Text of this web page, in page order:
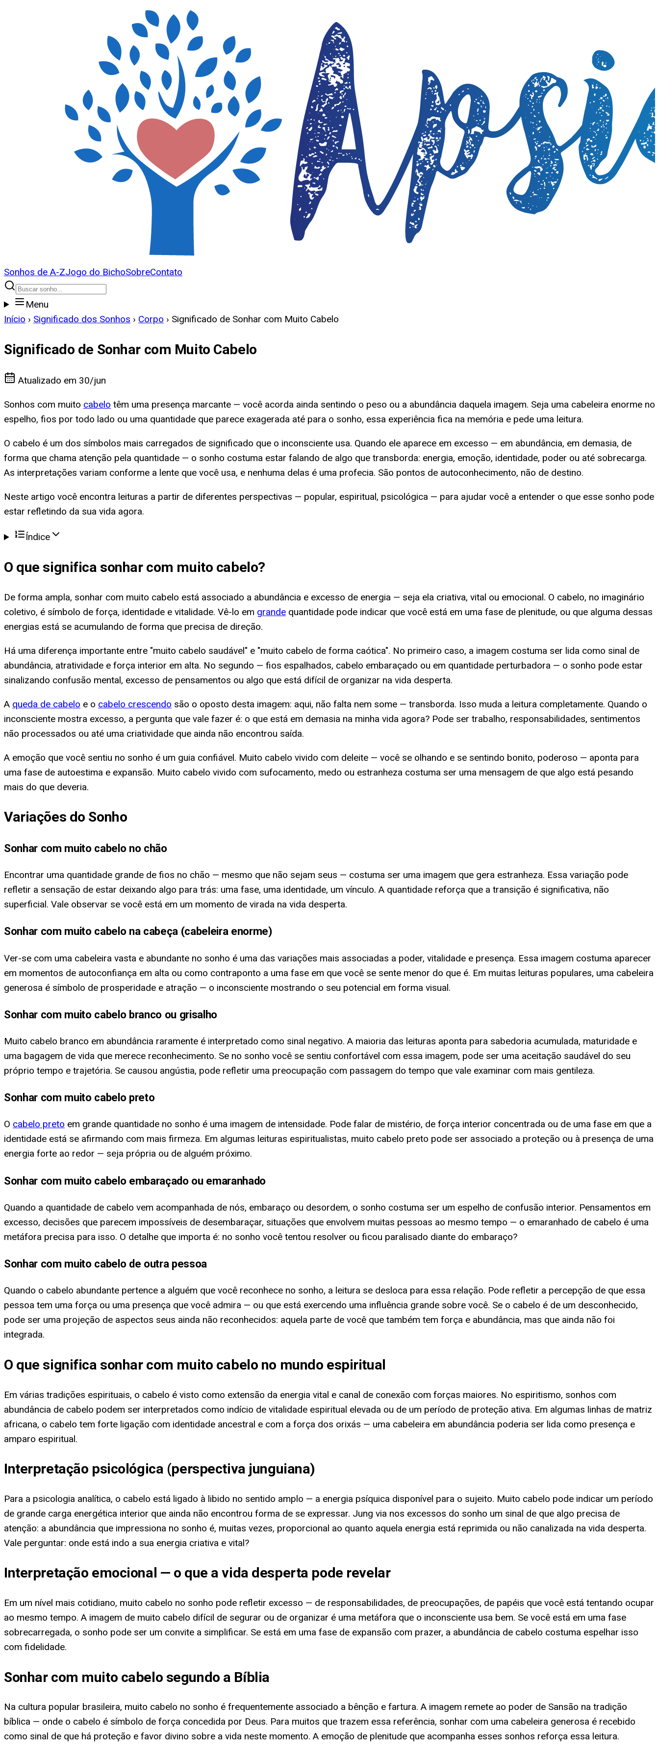
Sonhos de A-ZJogo do BichoSobreContato
Menu
Início › Significado dos Sonhos › Corpo › Significado de Sonhar com Muito Cabelo
Significado de Sonhar com Muito Cabelo
Atualizado em 30/jun
Sonhos com muito cabelo têm uma presença marcante — você acorda ainda sentindo o peso ou a abundância daquela imagem. Seja uma cabeleira enorme no
espelho, fios por todo lado ou uma quantidade que parece exagerada até para o sonho, essa experiência fica na memória e pede uma leitura.
O cabelo é um dos símbolos mais carregados de significado que o inconsciente usa. Quando ele aparece em excesso — em abundância, em demasia, de
forma que chama atenção pela quantidade — o sonho costuma estar falando de algo que transborda: energia, emoção, identidade, poder ou até sobrecarga.
As interpretações variam conforme a lente que você usa, e nenhuma delas é uma profecia. São pontos de autoconhecimento, não de destino.
Neste artigo você encontra leituras a partir de diferentes perspectivas — popular, espiritual, psicológica — para ajudar você a entender o que esse sonho pode
estar refletindo da sua vida agora.
Índice
O que significa sonhar com muito cabelo?
De forma ampla, sonhar com muito cabelo está associado a abundância e excesso de energia — seja ela criativa, vital ou emocional. O cabelo, no imaginário
coletivo, é símbolo de força, identidade e vitalidade. Vê-lo em grande quantidade pode indicar que você está em uma fase de plenitude, ou que alguma dessas
energias está se acumulando de forma que precisa de direção.
Há uma diferença importante entre "muito cabelo saudável" e "muito cabelo de forma caótica". No primeiro caso, a imagem costuma ser lida como sinal de
abundância, atratividade e força interior em alta. No segundo — fios espalhados, cabelo embaraçado ou em quantidade perturbadora — o sonho pode estar
sinalizando confusão mental, excesso de pensamentos ou algo que está difícil de organizar na vida desperta.
A queda de cabelo e o cabelo crescendo são o oposto desta imagem: aqui, não falta nem some — transborda. Isso muda a leitura completamente. Quando o
inconsciente mostra excesso, a pergunta que vale fazer é: o que está em demasia na minha vida agora? Pode ser trabalho, responsabilidades, sentimentos
não processados ou até uma criatividade que ainda não encontrou saída.
A emoção que você sentiu no sonho é um guia confiável. Muito cabelo vivido com deleite — você se olhando e se sentindo bonito, poderoso — aponta para
uma fase de autoestima e expansão. Muito cabelo vivido com sufocamento, medo ou estranheza costuma ser uma mensagem de que algo está pesando
mais do que deveria.
Variações do Sonho
Sonhar com muito cabelo no chão
Encontrar uma quantidade grande de fios no chão — mesmo que não sejam seus — costuma ser uma imagem que gera estranheza. Essa variação pode
refletir a sensação de estar deixando algo para trás: uma fase, uma identidade, um vínculo. A quantidade reforça que a transição é significativa, não
superficial. Vale observar se você está em um momento de virada na vida desperta.
Sonhar com muito cabelo na cabeça (cabeleira enorme)
Ver-se com uma cabeleira vasta e abundante no sonho é uma das variações mais associadas a poder, vitalidade e presença. Essa imagem costuma aparecer
em momentos de autoconfiança em alta ou como contraponto a uma fase em que você se sente menor do que é. Em muitas leituras populares, uma cabeleira
generosa é símbolo de prosperidade e atração — o inconsciente mostrando o seu potencial em forma visual.
Sonhar com muito cabelo branco ou grisalho
Muito cabelo branco em abundância raramente é interpretado como sinal negativo. A maioria das leituras aponta para sabedoria acumulada, maturidade e
uma bagagem de vida que merece reconhecimento. Se no sonho você se sentiu confortável com essa imagem, pode ser uma aceitação saudável do seu
próprio tempo e trajetória. Se causou angústia, pode refletir uma preocupação com passagem do tempo que vale examinar com mais gentileza.
Sonhar com muito cabelo preto
O cabelo preto em grande quantidade no sonho é uma imagem de intensidade. Pode falar de mistério, de força interior concentrada ou de uma fase em que a
identidade está se afirmando com mais firmeza. Em algumas leituras espiritualistas, muito cabelo preto pode ser associado a proteção ou à presença de uma
energia forte ao redor — seja própria ou de alguém próximo.
Sonhar com muito cabelo embaraçado ou emaranhado
Quando a quantidade de cabelo vem acompanhada de nós, embaraço ou desordem, o sonho costuma ser um espelho de confusão interior. Pensamentos em
excesso, decisões que parecem impossíveis de desembaraçar, situações que envolvem muitas pessoas ao mesmo tempo — o emaranhado de cabelo é uma
metáfora precisa para isso. O detalhe que importa é: no sonho você tentou resolver ou ficou paralisado diante do embaraço?
Sonhar com muito cabelo de outra pessoa
Quando o cabelo abundante pertence a alguém que você reconhece no sonho, a leitura se desloca para essa relação. Pode refletir a percepção de que essa
pessoa tem uma força ou uma presença que você admira — ou que está exercendo uma influência grande sobre você. Se o cabelo é de um desconhecido,
pode ser uma projeção de aspectos seus ainda não reconhecidos: aquela parte de você que também tem força e abundância, mas que ainda não foi
integrada.
O que significa sonhar com muito cabelo no mundo espiritual
Em várias tradições espirituais, o cabelo é visto como extensão da energia vital e canal de conexão com forças maiores. No espiritismo, sonhos com
abundância de cabelo podem ser interpretados como indício de vitalidade espiritual elevada ou de um período de proteção ativa. Em algumas linhas de matriz
africana, o cabelo tem forte ligação com identidade ancestral e com a força dos orixás — uma cabeleira em abundância poderia ser lida como presença e
amparo espiritual.
Interpretação psicológica (perspectiva junguiana)
Para a psicologia analítica, o cabelo está ligado à libido no sentido amplo — a energia psíquica disponível para o sujeito. Muito cabelo pode indicar um período
de grande carga energética interior que ainda não encontrou forma de se expressar. Jung via nos excessos do sonho um sinal de que algo precisa de
atenção: a abundância que impressiona no sonho é, muitas vezes, proporcional ao quanto aquela energia está reprimida ou não canalizada na vida desperta.
Vale perguntar: onde está indo a sua energia criativa e vital?
Interpretação emocional — o que a vida desperta pode revelar
Em um nível mais cotidiano, muito cabelo no sonho pode refletir excesso — de responsabilidades, de preocupações, de papéis que você está tentando ocupar
ao mesmo tempo. A imagem de muito cabelo difícil de segurar ou de organizar é uma metáfora que o inconsciente usa bem. Se você está em uma fase
sobrecarregada, o sonho pode ser um convite a simplificar. Se está em uma fase de expansão com prazer, a abundância de cabelo costuma espelhar isso
com fidelidade.
Sonhar com muito cabelo segundo a Bíblia
Na cultura popular brasileira, muito cabelo no sonho é frequentemente associado a bênção e fartura. A imagem remete ao poder de Sansão na tradição
bíblica — onde o cabelo é símbolo de força concedida por Deus. Para muitos que trazem essa referência, sonhar com uma cabeleira generosa é recebido
como sinal de que há proteção e favor divino sobre a vida neste momento. A emoção de plenitude que acompanha esses sonhos reforça essa leitura.